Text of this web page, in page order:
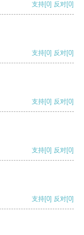
支持[0] 反对[0]
支持[0] 反对[0]
支持[0] 反对[0]
支持[0] 反对[0]
支持[0] 反对[0]